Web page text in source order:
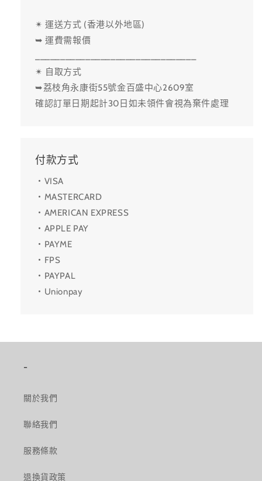
✴ 運送方式 (香港以外地區)
➥ 運費需報價
✴ 自取方式
➥荔枝角永康街55號金百盛中心2609室
確認訂單日期起計30日如未領件會視為棄件處理
付款方式
・VISA
・MASTERCARD
・AMERICAN EXPRESS
・APPLE PAY
・PAYME
・FPS
・PAYPAL
・Unionpay
-
關於我們
聯絡我們
服務條款
退換貨政策